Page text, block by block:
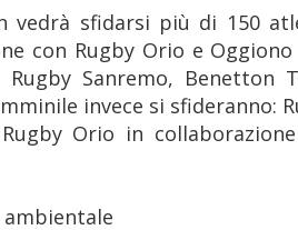
vedrà sfidarsi più di 150
con Rugby Orio e
Sanremo, Benetton
invece si sfideranno:
Orio in